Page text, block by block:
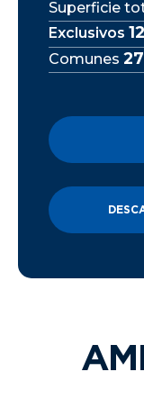
Superficie
Exclusivos
Comunes